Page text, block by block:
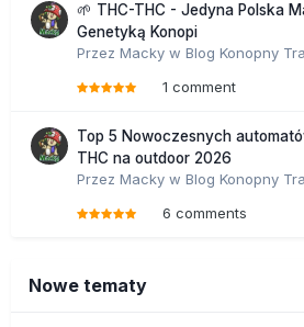
🌱 THC-THC - Jedyna Polska
Genetyką Konopi
Przez Macky w Blog Konopny
1 comment
Top 5 Nowoczesnych
THC na outdoor 2026
Przez Macky w Blog Konopny
6 comments
Nowe tematy